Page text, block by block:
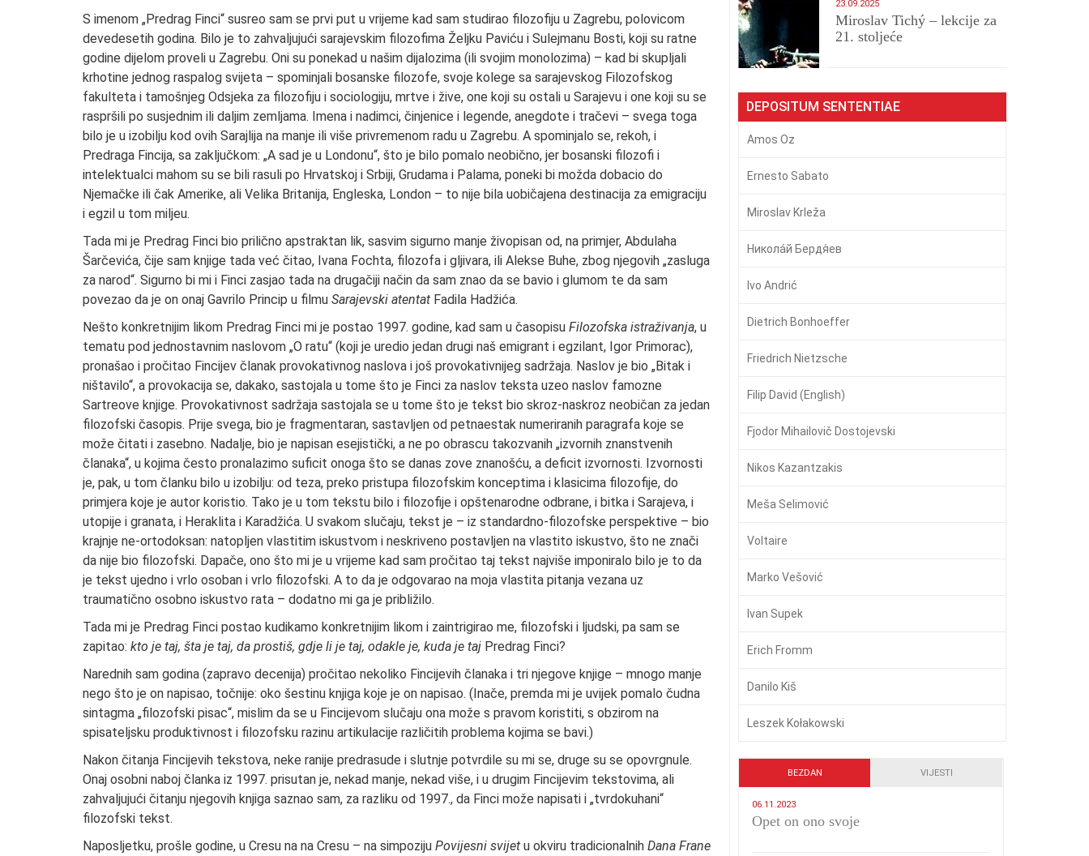
S imenom „Predrag Finci“ susreo sam se prvi put u vrijeme kad sam studirao filozofiju u Zagrebu, polovicom
devedesetih godina. Bilo je to zahvaljujući sarajevskim filozofima Željku Paviću i Sulejmanu Bosti, koji su ratne
godine dijelom proveli u Zagrebu. Oni su ponekad u našim dijalozima (ili svojim monolozima) – kad bi skupljali
krhotine jednog raspalog svijeta – spominjali bosanske filozofe, svoje kolege sa sarajevskog Filozofskog
fakulteta i tamošnjeg Odsjeka za filozofiju i sociologiju, mrtve i žive, one koji su ostali u Sarajevu i one koji su se
raspršili po susjednim ili daljim zemljama. Imena i nadimci, činjenice i legende, anegdote i tračevi – svega toga
bilo je u izobilju kod ovih Sarajlija na manje ili više privremenom radu u Zagrebu. A spominjalo se, rekoh, i
Predraga Fincija, sa zaključkom: „A sad je u Londonu“, što je bilo pomalo neobično, jer bosanski filozofi i
intelektualci mahom su se bili rasuli po Hrvatskoj i Srbiji, Grudama i Palama, poneki bi možda dobacio do
Njemačke ili čak Amerike, ali Velika Britanija, Engleska, London – to nije bila uobičajena destinacija za emigraciju
i egzil u tom miljeu.
Tada mi je Predrag Finci bio prilično apstraktan lik, sasvim sigurno manje živopisan od, na primjer, Abdulaha
Šarčevića, čije sam knjige tada već čitao, Ivana Fochta, filozofa i gljivara, ili Alekse Buhe, zbog njegovih „zasluga
za narod“. Sigurno bi mi i Finci zasjao tada na drugačiji način da sam znao da se bavio i glumom te da sam
povezao da je on onaj Gavrilo Princip u filmu Sarajevski atentat Fadila Hadžića.
Nešto konkretnijim likom Predrag Finci mi je postao 1997. godine, kad sam u časopisu Filozofska istraživanja, u
tematu pod jednostavnim naslovom „O ratu“ (koji je uredio jedan drugi naš emigrant i egzilant, Igor Primorac),
pronašao i pročitao Fincijev članak provokativnog naslova i još provokativnijeg sadržaja. Naslov je bio „Bitak i
ništavilo“, a provokacija se, dakako, sastojala u tome što je Finci za naslov teksta uzeo naslov famozne
Sartreove knjige. Provokativnost sadržaja sastojala se u tome što je tekst bio skroz-naskroz neobičan za jedan
filozofski časopis. Prije svega, bio je fragmentaran, sastavljen od petnaestak numeriranih paragrafa koje se
može čitati i zasebno. Nadalje, bio je napisan esejistički, a ne po obrascu takozvanih „izvornih znanstvenih
članaka“, u kojima često pronalazimo suficit onoga što se danas zove znanošću, a deficit izvornosti. Izvornosti
je, pak, u tom članku bilo u izobilju: od teza, preko pristupa filozofskim konceptima i klasicima filozofije, do
primjera koje je autor koristio. Tako je u tom tekstu bilo i filozofije i opštenarodne odbrane, i bitka i Sarajeva, i
utopije i granata, i Heraklita i Karadžića. U svakom slučaju, tekst je – iz standardno-filozofske perspektive – bio
krajnje ne-ortodoksan: natopljen vlastitim iskustvom i neskriveno postavljen na vlastito iskustvo, što ne znači
da nije bio filozofski. Dapače, ono što mi je u vrijeme kad sam pročitao taj tekst najviše imponiralo bilo je to da
je tekst ujedno i vrlo osoban i vrlo filozofski. A to da je odgovarao na moja vlastita pitanja vezana uz
traumatično osobno iskustvo rata – dodatno mi ga je približilo.
Tada mi je Predrag Finci postao kudikamo konkretnijim likom i zaintrigirao me, filozofski i ljudski, pa sam se
zapitao: kto je taj, šta je taj, da prostiš, gdje li je taj, odakle je, kuda je taj Predrag Finci?
Narednih sam godina (zapravo decenija) pročitao nekoliko Fincijevih članaka i tri njegove knjige – mnogo manje
nego što je on napisao, točnije: oko šestinu knjiga koje je on napisao. (Inače, premda mi je uvijek pomalo čudna
sintagma „filozofski pisac“, mislim da se u Fincijevom slučaju ona može s pravom koristiti, s obzirom na
spisateljsku produktivnost i filozofsku razinu artikulacije različitih problema kojima se bavi.)
Nakon čitanja Fincijevih tekstova, neke ranije predrasude i slutnje potvrdile su mi se, druge su se opovrgnule.
Onaj osobni naboj članka iz 1997. prisutan je, nekad manje, nekad više, i u drugim Fincijevim tekstovima, ali
zahvaljujući čitanju njegovih knjiga saznao sam, za razliku od 1997., da Finci može napisati i „tvrdokuhani“
filozofski tekst.
Naposljetku, prošle godine, u Cresu na na Cresu – na simpoziju Povijesni svijet u okviru tradicionalnih Dana Frane
23.09.2025
Miroslav Tichý – lekcije za
21. stoljeće
DEPOSITUM SENTENTIAE
Amos Oz
Ernesto Sabato
Miroslav Krleža
Никола́й Бердя́ев
Ivo Andrić
Dietrich Bonhoeffer
Friedrich Nietzsche
Filip David (English)
Fjodor Mihailovič Dostojevski
Nikos Kazantzakis
Meša Selimović
Voltaire
Marko Vešović
Ivan Supek
Erich Fromm
Danilo Kiš
Leszek Kołakowski
BEZDAN VIJESTI
06.11.2023
​Opet on ono svoje